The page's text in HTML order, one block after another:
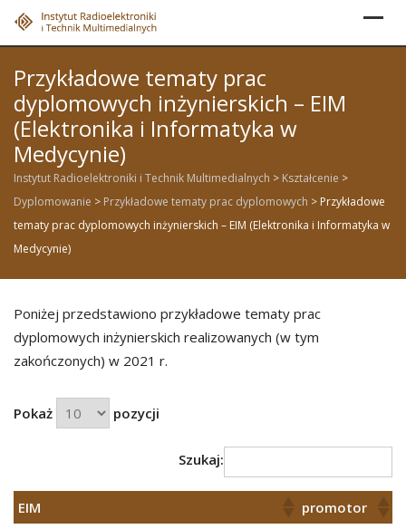
Skip
Przykładowe tematy prac
dyplomowych inżynierskich – EIM
(Elektronika i Informatyka w
Medycynie)
Instytut Radioelektroniki i Technik Multimedialnych > Kształcenie >
Dyplomowanie > Przykładowe tematy prac dyplomowych > Przykładowe
tematy prac dyplomowych inżynierskich – EIM (Elektronika i Informatyka w
Medycynie)
Poniżej przedstawiono przykładowe tematy prac
dyplomowych inżynierskich realizowanych (w tym
zakończonych) w 2021 r.
Pokaż pozycji
Szukaj:
EIM
promotor